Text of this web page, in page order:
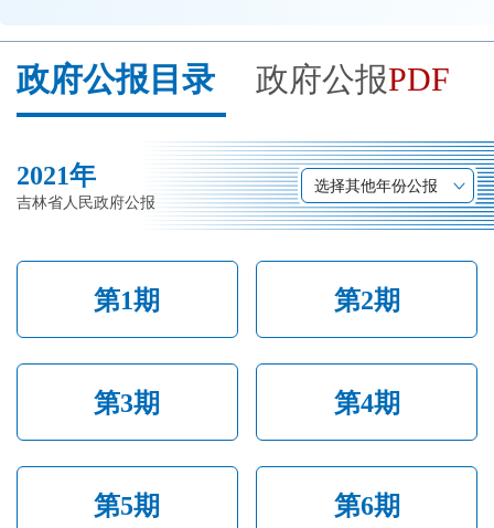
政府公报目录 政府公报PDF
2021年
吉林省人民政府公报
选择其他年份公报
第1期 第2期
第3期 第4期
第5期 第6期
导
盲
模